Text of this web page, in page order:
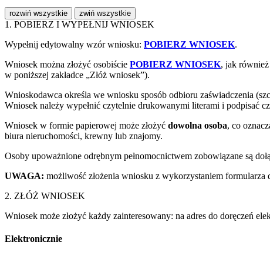
rozwiń wszystkie zwiń wszystkie
1. POBIERZ I WYPEŁNIJ WNIOSEK
Wypełnij edytowalny wzór wniosku: POBIERZ WNIOSEK.
Wniosek można złożyć osobiście POBIERZ WNIOSEK, jak
w poniższej zakładce „Złóż wniosek”).
Wnioskodawca określa we wniosku sposób odbioru zaświadczenia
Wniosek należy wypełnić czytelnie drukowanymi literami i podpisać
Wniosek w formie papierowej może złożyć dowolna osoba, co
biura nieruchomości, krewny lub znajomy.
Osoby upoważnione odrębnym pełnomocnictwem zobowiązane są
UWAGA: możliwość złożenia wniosku z wykorzystaniem
2. ZŁÓŻ WNIOSEK
Wniosek może złożyć każdy zainteresowany: na adres do doręczeń
Elektronicznie